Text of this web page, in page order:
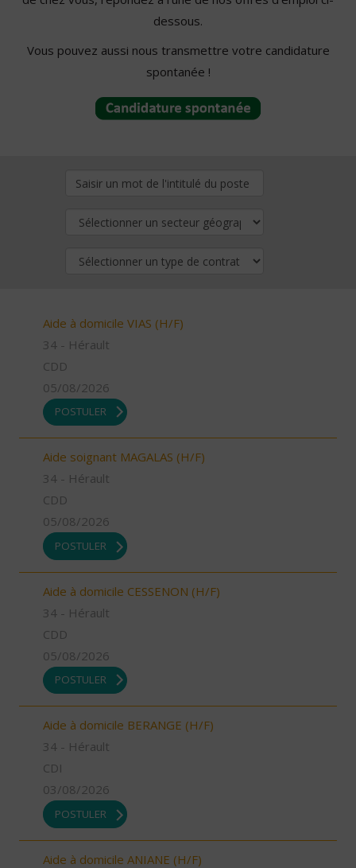
dessous.
Vous pouvez aussi nous transmettre votre candidature
spontanée !
Aide à domicile VIAS (H/F)
34 - Hérault
CDD
05/08/2026
POSTULER
Aide soignant MAGALAS (H/F)
34 - Hérault
CDD
05/08/2026
POSTULER
Aide à domicile CESSENON (H/F)
34 - Hérault
CDD
05/08/2026
POSTULER
Aide à domicile BERANGE (H/F)
34 - Hérault
CDI
03/08/2026
POSTULER
Aide à domicile ANIANE (H/F)